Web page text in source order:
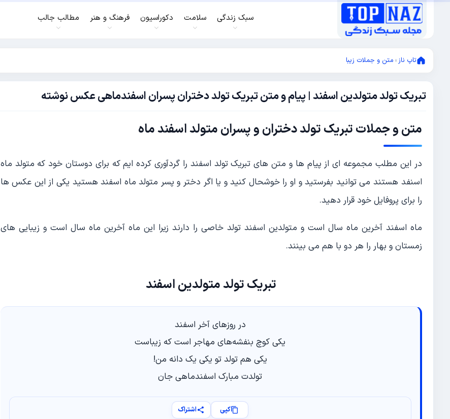
سبک زندگی سلامت دکوراسیون فرهنگ و هنر مطالب جالب
تاپ ناز» متن و جملات زیبا
تبریک تولد متولدین اسفند | پیام و متن تبریک تولد دختران پسران اسفندماهی عکس نوشته
فوریه
2024
20,
2024
متن و جملات تبریک تولد دختران و پسران متولد اسفند ماه
در این مطلب مجموعه ای از پیام ها و متن های تبریک تولد اسفند را گردآوری کرده ایم که برای دوستان خود که متولد ماه
اسنفد هستند می توانید بفرستید و او را خوشحال کنید و یا اگر دختر و پسر متولد ماه اسفند هستید یکی از این عکس ها
را برای پروفایل خود قرار دهید.
ماه اسفند آخرین ماه سال است و متولدین اسفند تولد خاصی را دارند زیرا این ماه آخرین ماه سال است و زیبایی های
زمستان و بهار را هر دو با هم می بینند.
تبریک تولد متولدین اسفند
در روز‌های آخر اسفند
یکی کوچ بنفشه‌های مهاجر است که زیباست
یکی هم تولد تو یکی یک دانه من!
تولدت مبارک اسفندماهی جان
کپی اشتراک